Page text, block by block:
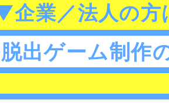
企業／法人の方
出ゲーム制作